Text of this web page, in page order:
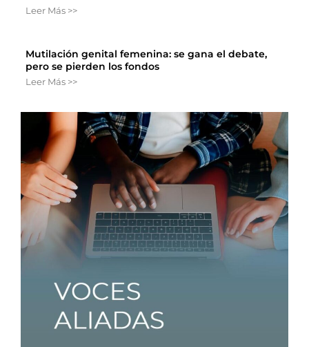
Leer Más >>
Mutilación genital femenina: se gana el debate,
pero se pierden los fondos
Leer Más >>